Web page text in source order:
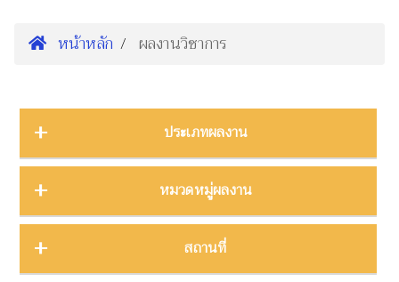
หน้าหลัก ผลงานวิชาการ
ประเภทผลงาน
การนำเสนองานประชุมวิชาการ
ต้นฉบับ
1
บทความ
หมวดหมู่ผลงาน
การจัดการความรู้
การจัดการพิพิธภัณฑ์
8
สถานที่